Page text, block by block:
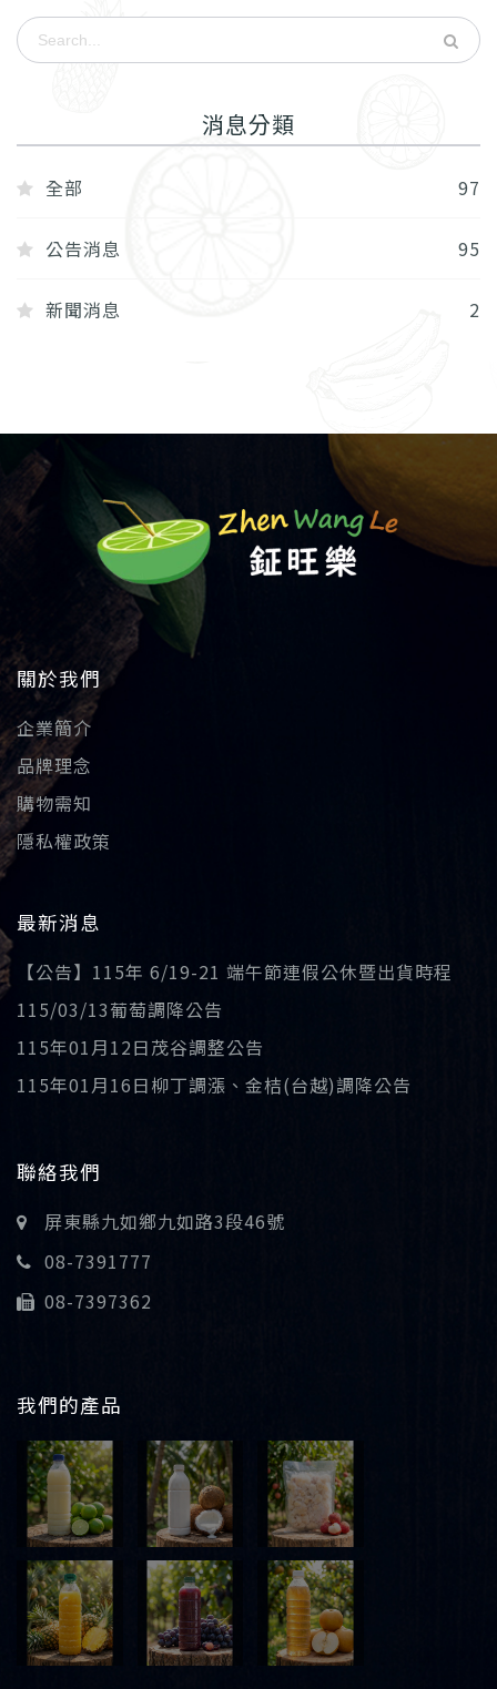
消息分類
全部 97
公告消息 95
新聞消息 2
關於我們
企業簡介
品牌理念
購物需知
隱私權政策
最新消息
【公告】115年 6/19-21 端午節連假公休暨出貨時程
115/03/13葡萄調降公告
115年01月12日茂谷調整公告
115年01月16日柳丁調漲、金桔(台越)調降公告
聯絡我們
屏東縣九如鄉九如路3段46號
08-7391777
08-7397362
我們的產品